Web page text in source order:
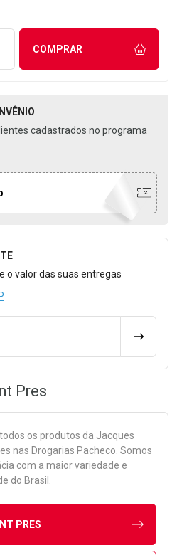
UMA UNIDADE
COMPRAR
cadastrados no programa
o Frete
o valor das suas entregas
Pres
os produtos da Jacques
nas Drogarias Pacheco. Somos
com a maior variedade e
do Brasil.
PRES